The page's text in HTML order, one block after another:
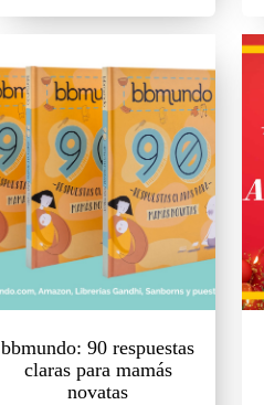
bbmundo: 90 respuestas
claras para mamás
novatas